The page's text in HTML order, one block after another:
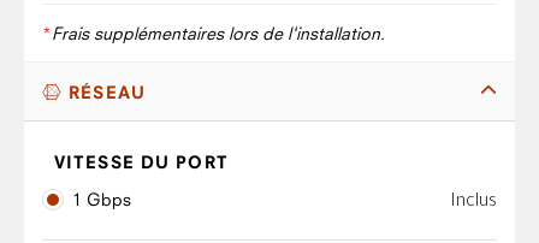
*Frais supplémentaires lors de l'installation.
RÉSEAU
VITESSE DU PORT
1 Gbps
Inclus